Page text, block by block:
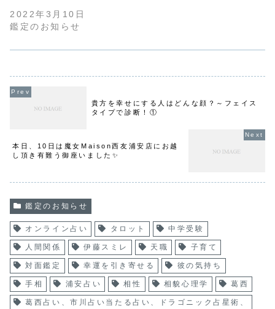
2022年3月10日
鑑定のお知らせ
貴方を幸せにする人はどんな顔？～フェイス
タイプで診断！①
本日、10日は魔女Maison西友浦安店にお越
し頂き有難う御座いました✨
鑑定のお知らせ
オンライン占い タロット 中学受験
人間関係 伊藤スミレ 天職 子育て
対面鑑定 幸運を引き寄せる 彼の気持ち
手相 浦安占い 相性 相貌心理学 葛西
葛西占い、市川占い当たる占い、ドラゴニック占星術、